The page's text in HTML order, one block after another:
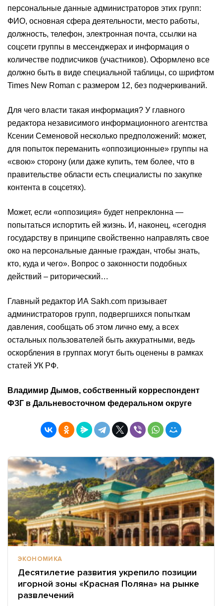
персональные данные администраторов этих групп:
ФИО, основная сфера деятельности, место работы,
должность, телефон, электронная почта, ссылки на
соцсети группы в мессенджерах и информация о
количестве подписчиков (участников). Оформлено все
должно быть в виде специальной таблицы, со шрифтом
Times New Roman с размером 12, без подчеркиваний.
Для чего власти такая информация? У главного
редактора независимого информационного агентства
Ксении Семеновой несколько предположений: может,
для попыток переманить «оппозиционные» группы на
«свою» сторону (или даже купить, тем более, что в
правительстве области есть специалисты по закупке
контента в соцсетях).
Может, если «оппозиция» будет непреклонна —
попытаться испортить ей жизнь. И, наконец, «сегодня
государству в принципе свойственно направлять свое
око на персональные данные граждан, чтобы знать,
кто, куда и чего». Вопрос о законности подобных
действий – риторический…
Главный редактор ИА Sakh.com призывает
администраторов групп, подвергшихся попыткам
давления, сообщать об этом лично ему, а всех
остальных пользователей быть аккуратными, ведь
оскорбления в группах могут быть оценены в рамках
статей УК РФ.
Владимир Дымов, собственный корреспондент
ФЗГ в Дальневосточном федеральном округе
ЭКОНОМИКА
Десятилетие развития укрепило позиции
игорной зоны «Красная Поляна» на рынке
развлечений